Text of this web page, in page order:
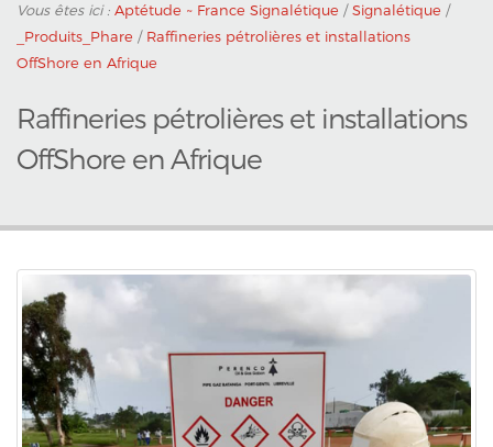
Vous êtes ici : Aptétude ~ France Signalétique /Signalétique /
_Produits_Phare / Raffineries pétrolières et installations
OffShore en Afrique
Raffineries pétrolières et installations
OffShore en Afrique